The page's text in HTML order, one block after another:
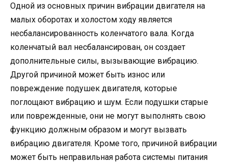
Одной из основных причин вибрации двигателя на
малых оборотах и холостом ходу является
несбалансированность коленчатого вала. Когда
коленчатый вал несбалансирован, он создает
дополнительные силы, вызывающие вибрацию.
Другой причиной может быть износ или
повреждение подушек двигателя, которые
поглощают вибрацию и шум. Если подушки старые
или поврежденные, они не могут выполнять свою
функцию должным образом и могут вызвать
вибрацию двигателя. Кроме того, причиной вибрации
может быть неправильная работа системы питания